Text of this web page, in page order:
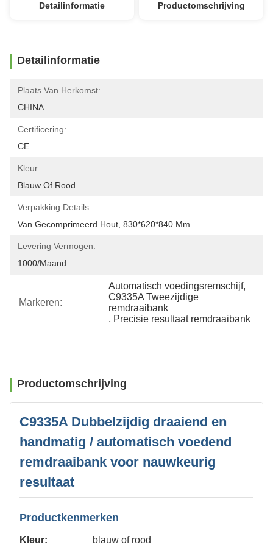
Detailinformatie Productomschrijving
Detailinformatie
Plaats Van Herkomst:
CHINA
Certificering:
CE
Kleur:
Blauw Of Rood
Verpakking Details:
Van Gecomprimeerd Hout, 830*620*840 Mm
Levering Vermogen:
1000/maand
Markeren:
Automatisch voedingsremschijf,
C9335A Tweezijdige
remdraaibank
, Precisie resultaat remdraaibank
Productomschrijving
C9335A Dubbelzijdig draaiend en
handmatig / automatisch voedend
remdraaibank voor nauwkeurig
resultaat
Productkenmerken
Kleur: blauw of rood